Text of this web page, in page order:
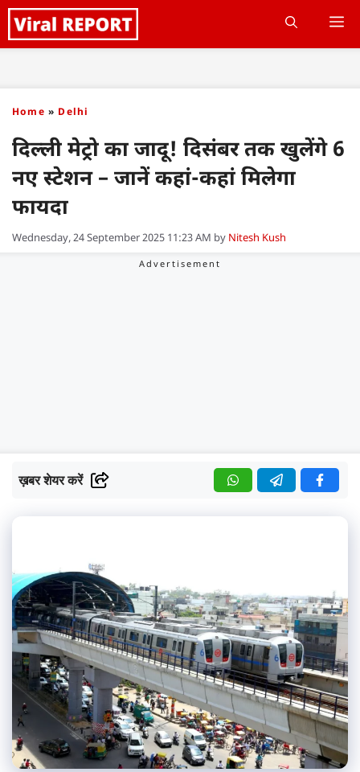
Skip
to
Home » Delhi
दिल्ली मेट्रो का जादू! दिसंबर तक खुलेंगे 6
नए स्टेशन – जानें कहां-कहां मिलेगा
फायदा
Wednesday, 24 September 2025 11:23 AM by Nitesh Kush
ख़बर शेयर करें